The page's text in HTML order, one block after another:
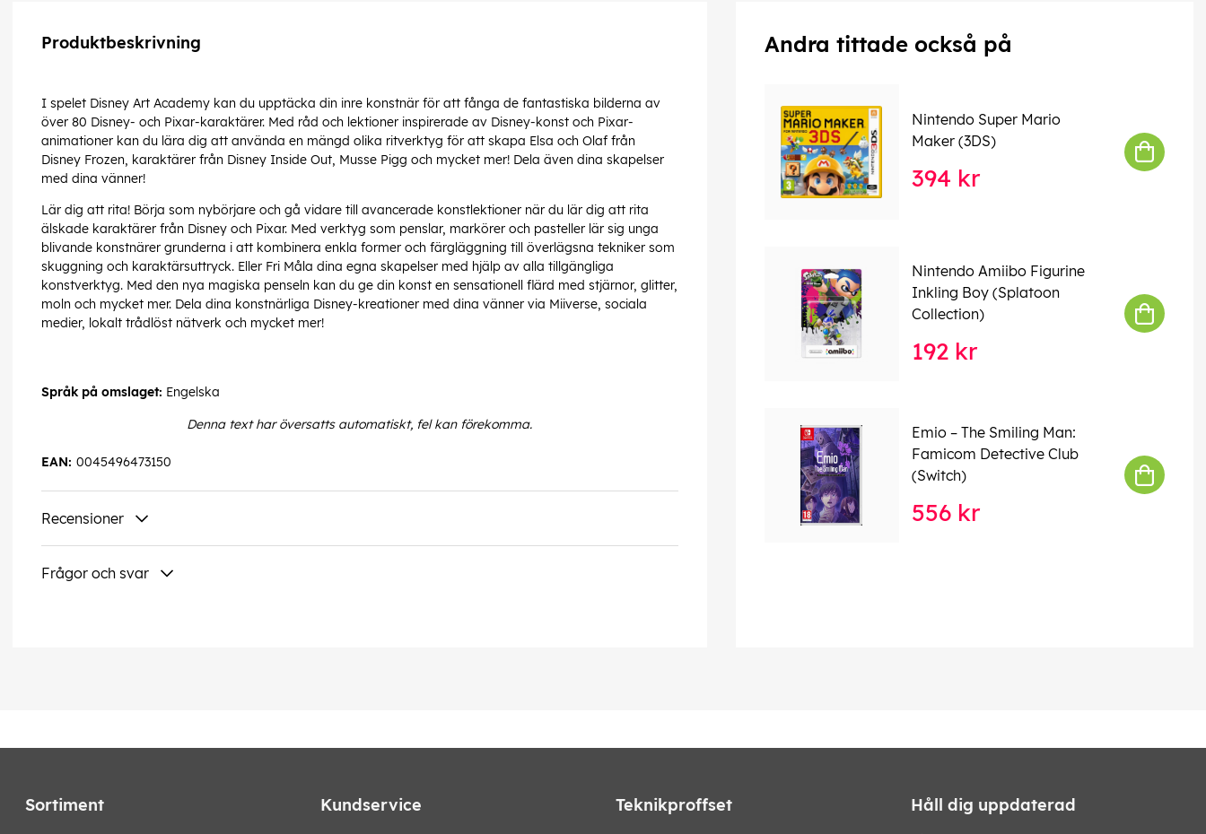
Produktbeskrivning
I spelet Disney Art Academy kan du upptäcka din inre konstnär för att fånga de fantastiska bilderna av
över 80 Disney- och Pixar-karaktärer. Med råd och lektioner inspirerade av Disney-konst och Pixar-
animationer kan du lära dig att använda en mängd olika ritverktyg för att skapa Elsa och Olaf från
Disney Frozen, karaktärer från Disney Inside Out, Musse Pigg och mycket mer! Dela även dina skapelser
med dina vänner!
Lär dig att rita! Börja som nybörjare och gå vidare till avancerade konstlektioner när du lär dig att rita
älskade karaktärer från Disney och Pixar. Med verktyg som penslar, markörer och pasteller lär sig unga
blivande konstnärer grunderna i att kombinera enkla former och färgläggning till överlägsna tekniker som
skuggning och karaktärsuttryck. Eller Fri Måla dina egna skapelser med hjälp av alla tillgängliga
konstverktyg. Med den nya magiska penseln kan du ge din konst en sensationell flärd med stjärnor, glitter,
moln och mycket mer. Dela dina konstnärliga Disney-kreationer med dina vänner via Miiverse, sociala
medier, lokalt trådlöst nätverk och mycket mer!
Språk på omslaget: Engelska
Denna text har översatts automatiskt, fel kan förekomma.
0045496473150
EAN:
Recensioner
Frågor och svar
Andra tittade också på
Nintendo Super Mario
Maker (3DS)
394 kr
Nintendo Amiibo Figurine
Inkling Boy (Splatoon
Collection)
192 kr
Emio – The Smiling Man:
Famicom Detective Club
(Switch)
556 kr
Sortiment Kundservice Teknikproffset Håll dig uppdaterad